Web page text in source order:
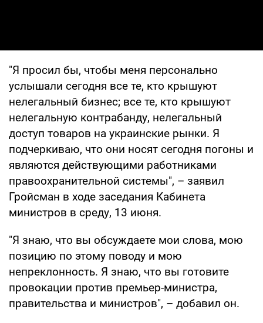
"Я просил бы, чтобы меня персонально
услышали сегодня все те, кто крышуют
нелегальный бизнес; все те, кто крышуют
нелегальную контрабанду, нелегальный
доступ товаров на украинские рынки. Я
подчеркиваю, что они носят сегодня погоны и
являются действующими работниками
правоохранительной системы", – заявил
Гройсман в ходе заседания Кабинета
министров в среду, 13 июня.
"Я знаю, что вы обсуждаете мои слова, мою
позицию по этому поводу и мою
непреклонность. Я знаю, что вы готовите
провокации против премьер-министра,
правительства и министров", – добавил он.